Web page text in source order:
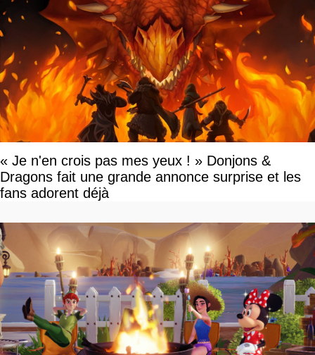
« Je n'en crois pas mes yeux ! » Donjons &
Dragons fait une grande annonce surprise et les
fans adorent déjà